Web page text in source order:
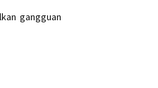
gangguan